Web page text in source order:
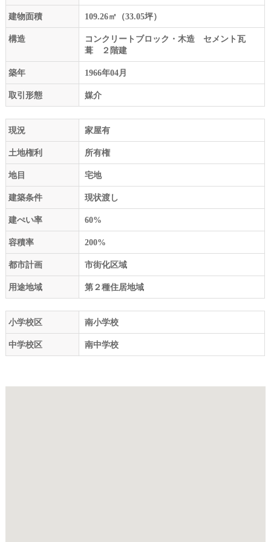
建物面積 109.26㎡（33.05坪）
構造
コンクリートブロック・木造 セメント瓦
葺 ２階建
築年 1966年04月
取引形態 媒介
現況 家屋有
土地権利 所有権
地目 宅地
建築条件 現状渡し
建ぺい率 60%
容積率 200%
都市計画 市街化区域
用途地域 第２種住居地域
小学校区 南小学校
中学校区 南中学校